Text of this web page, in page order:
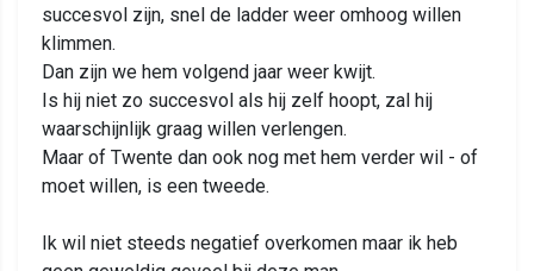
succesvol zijn, snel de ladder weer omhoog willen
klimmen.
Dan zijn we hem volgend jaar weer kwijt.
Is hij niet zo succesvol als hij zelf hoopt, zal hij
waarschijnlijk graag willen verlengen.
Maar of Twente dan ook nog met hem verder wil - of
moet willen, is een tweede.
Ik wil niet steeds negatief overkomen maar ik heb